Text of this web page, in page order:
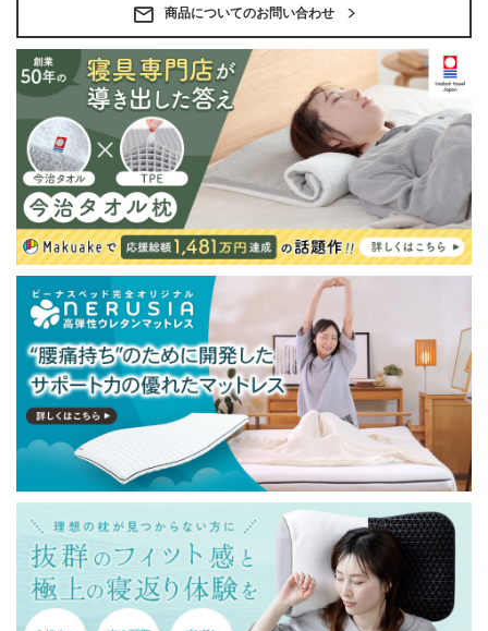
が発生する場合がございます。また発送予定も変更にな
る場合があります。
商品についてのお問い合わせ